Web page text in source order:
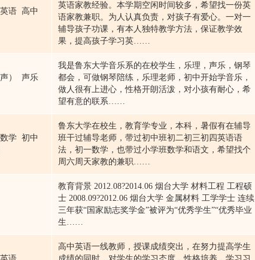
语 高中
英语家教经验。本学期空闲时间较多，希望找一份英
语家教兼职。为人认真负责，对孩子有爱心。一对一
辅导孩子功课，有本人独特教学方法，保证教学效
果，提高孩子学习英……
） 声乐
我是鲁东大学音乐系的在校学生，乐理，声乐，钢琴
都会，可做钢琴陪练，乐理老师，初中开始学音乐，
做人很有上进心，性格开朗活泼，对小孩有耐心，希
望有意的联系……
学 初中
鲁东大学在校生，教育学专业，本科，暑假有在辅导
班干过辅导老师，带过初中班初二初三初四英语语
法，初一数学，也带过小学班数学和语文，希望找个
周六周天家教的兼职……
教育背景 2012.08?2014.06 烟台大学 材料工程 工程硕
士 2008.09?2012.06 烟台大学 金属材料 工学学士 连续
三年获“国家励志奖学金”被评为“优秀学生”“优秀毕业
生……
高中英语一线教师，授课成绩突出，在努力提高学生